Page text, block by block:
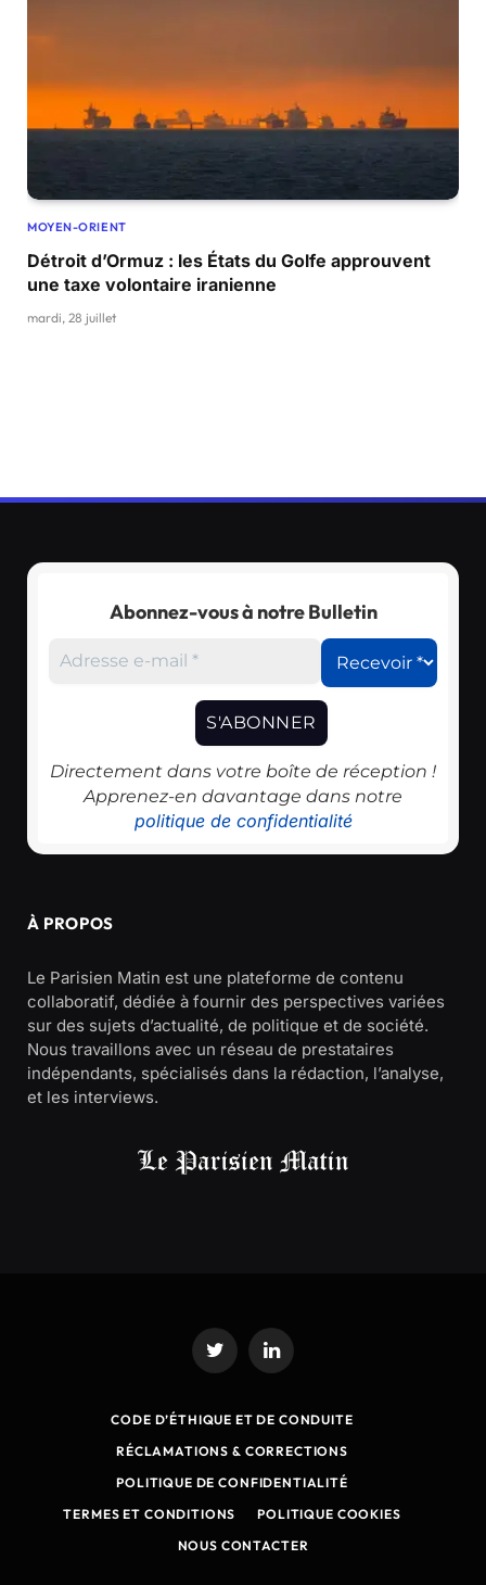
MOYEN-ORIENT
Détroit d’Ormuz : les États du Golfe approuvent
une taxe volontaire iranienne
mardi, 28 juillet
Abonnez-vous à notre Bulletin
Directement dans votre boîte de réception !
Apprenez-en davantage dans notre
politique de confidentialité
À PROPOS
Le Parisien Matin est une plateforme de contenu
collaboratif, dédiée à fournir des perspectives variées
sur des sujets d’actualité, de politique et de société.
Nous travaillons avec un réseau de prestataires
indépendants, spécialisés dans la rédaction, l’analyse,
et les interviews.
Twitter LinkedIn
CODE D’ÉTHIQUE ET DE CONDUITE
RÉCLAMATIONS & CORRECTIONS
POLITIQUE DE CONFIDENTIALITÉ
TERMES ET CONDITIONS
POLITIQUE COOKIES
NOUS CONTACTER